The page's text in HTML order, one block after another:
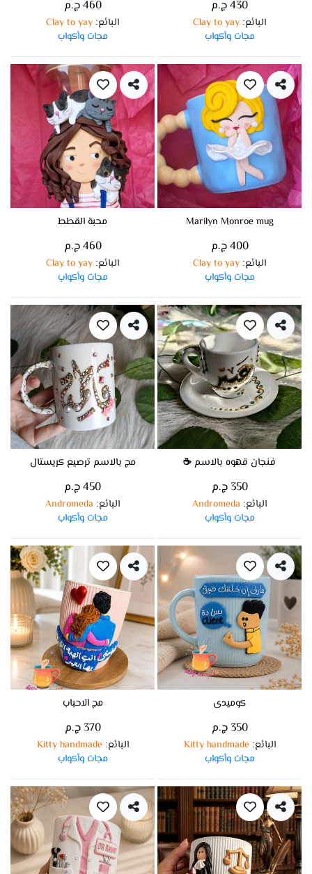
430 ج.م
البائع:
Clay to yay
مجات وأكواب
460 ج.م
البائع:
Clay to yay
مجات وأكواب
Marilyn Monroe mug
400 ج.م
البائع:
Clay to yay
مجات وأكواب
محبة القطط
460 ج.م
البائع:
Clay to yay
مجات وأكواب
فنجان قهوه بالاسم ☕
350 ج.م
البائع:
Andromeda
مجات وأكواب
مج بالاسم ترصيع كريستال
450 ج.م
البائع:
Andromeda
مجات وأكواب
كوميدى
350 ج.م
البائع:
Kitty handmade
مجات وأكواب
مج الاحباب
370 ج.م
البائع:
Kitty handmade
مجات وأكواب